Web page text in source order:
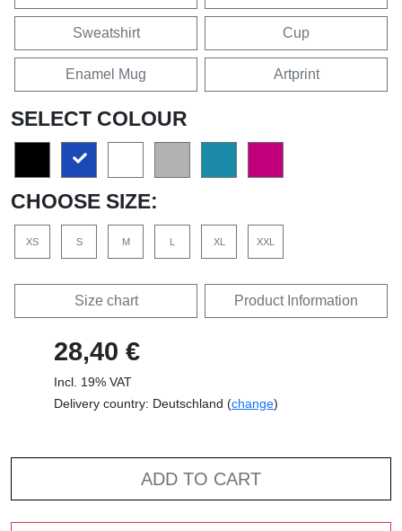
Sweatshirt Cup
Enamel Mug Artprint
SELECT COLOUR
CHOOSE SIZE:
XS S M L XL XXL
Size chart Product Information
28,40 €
Incl. 19% VAT
Delivery country: Deutschland (change)
ADD TO CART